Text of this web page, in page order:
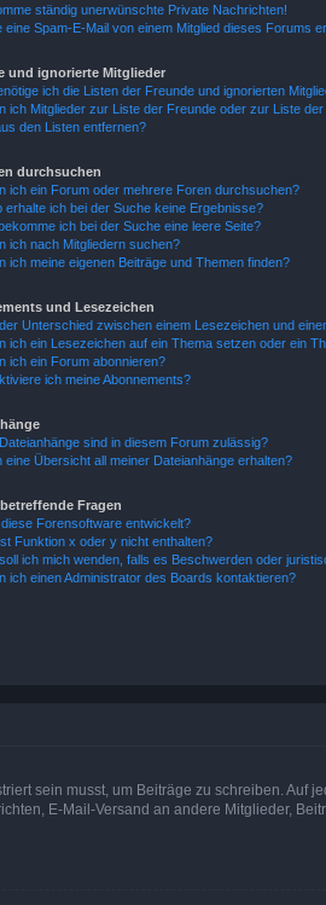
ständig unerwünschte Private Nachrichten!
eine Spam-E-Mail von einem Mitglied dieses Forums
und ignorierte Mitglieder
ich die Listen der Freunde und ignorierten
ich Mitglieder zur Liste der Freunde oder zur Liste
den Listen entfernen?
durchsuchen
ich ein Forum oder mehrere Foren durchsuchen?
erhalte ich bei der Suche keine Ergebnisse?
ich bei der Suche eine leere Seite?
ich nach Mitgliedern suchen?
ich meine eigenen Beiträge und Themen finden?
und Lesezeichen
Unterschied zwischen einem Lesezeichen und
ich ein Lesezeichen auf ein Thema setzen oder ein
ich ein Forum abonnieren?
ich meine Abonnements?
sind in diesem Forum zulässig?
eine Übersicht all meiner Dateianhänge erhalten?
Fragen
Forensoftware entwickelt?
Funktion x oder y nicht enthalten?
ich mich wenden, falls es Beschwerden oder
ich einen Administrator des Boards kontaktieren?
sein musst, um Beiträge zu schreiben. Auf
E-Mail-Versand an andere Mitglieder,